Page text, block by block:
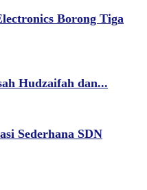
Borong Tiga
Hudzaifah dan...
Sederhana SDN